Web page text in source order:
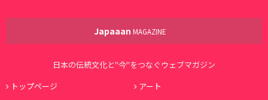
Japaaan MAGAZINE
日本の伝統文化と"今"をつなぐウェブマガジン
トップページ
アート